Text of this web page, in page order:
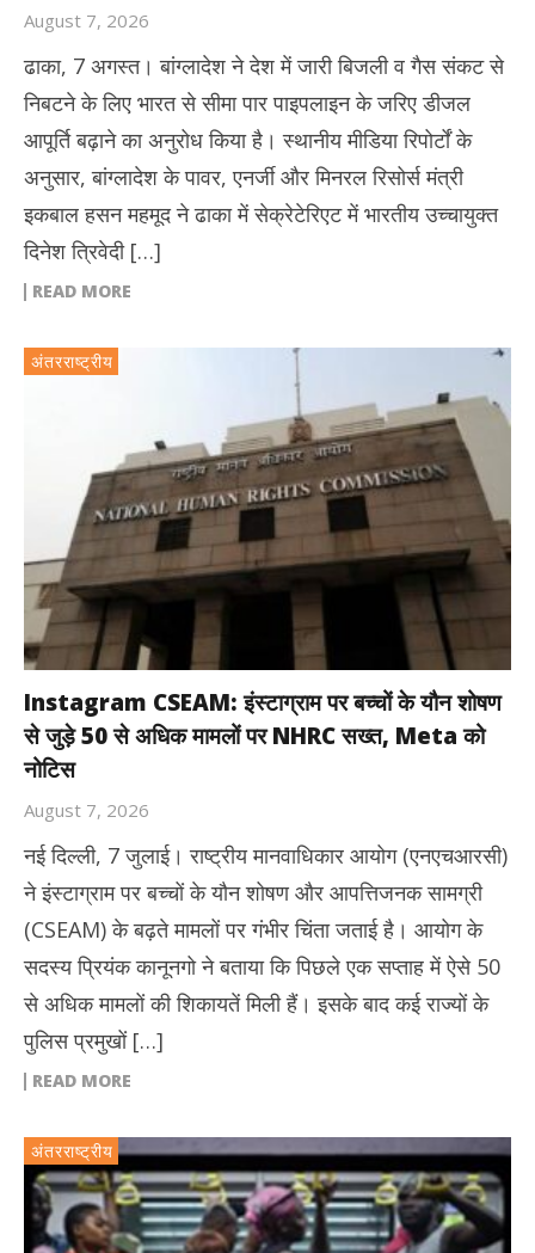
August 7, 2026
ढाका, 7 अगस्त। बांग्लादेश ने देश में जारी बिजली व गैस संकट से
निबटने के लिए भारत से सीमा पार पाइपलाइन के जरिए डीजल
आपूर्ति बढ़ाने का अनुरोध किया है। स्थानीय मीडिया रिपोर्टों के
अनुसार, बांग्लादेश के पावर, एनर्जी और मिनरल रिसोर्स मंत्री
इकबाल हसन महमूद ने ढाका में सेक्रेटेरिएट में भारतीय उच्चायुक्त
दिनेश त्रिवेदी […]
READ MORE
अंतरराष्ट्रीय
Instagram CSEAM: इंस्टाग्राम पर बच्चों के यौन शोषण
से जुड़े 50 से अधिक मामलों पर NHRC सख्त, Meta को
नोटिस
August 7, 2026
नई दिल्ली, 7 जुलाई। राष्ट्रीय मानवाधिकार आयोग (एनएचआरसी)
ने इंस्टाग्राम पर बच्चों के यौन शोषण और आपत्तिजनक सामग्री
(CSEAM) के बढ़ते मामलों पर गंभीर चिंता जताई है। आयोग के
सदस्य प्रियंक कानूनगो ने बताया कि पिछले एक सप्ताह में ऐसे 50
से अधिक मामलों की शिकायतें मिली हैं। इसके बाद कई राज्यों के
पुलिस प्रमुखों […]
READ MORE
अंतरराष्ट्रीय